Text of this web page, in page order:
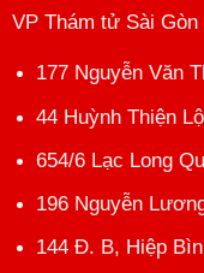
VP Thám tử Sài Gòn
177 Nguyễn Văn
44 Huỳnh Thiện
654/6 Lạc Long
196 Nguyễn
144 Đ. B, Hiệp